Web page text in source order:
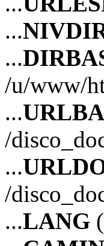
...
...
/u/www/
...
/
...
/
...LANG